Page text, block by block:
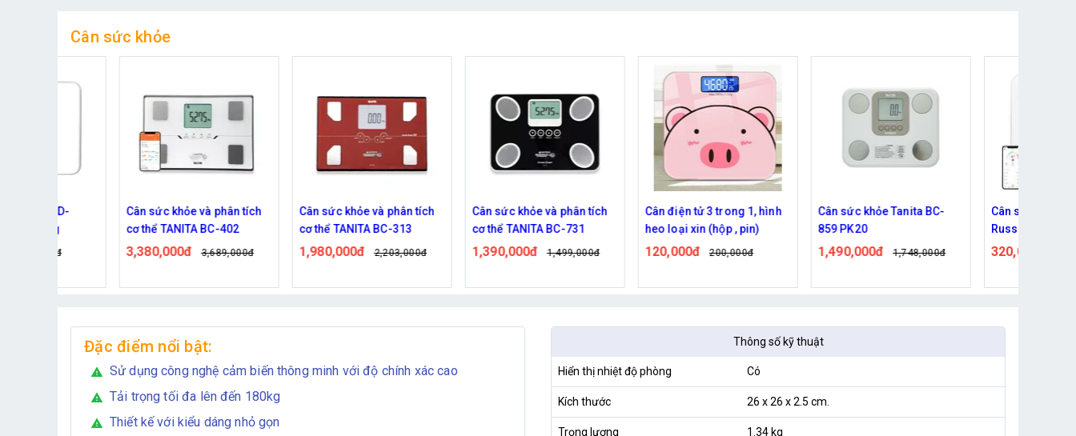
Cân sức khỏe
Cân sức khỏe và phân tích
cơ thể TANITA BC-402
3,380,000đ 3,689,000đ
Cân sức khỏe và phân tích
cơ thể TANITA BC-313
1,980,000đ 2,203,000đ
Cân sức khỏe và phân tích
cơ thể TANITA BC-731
1,390,000đ 1,499,000đ
Cân điện tử 3 trong 1, hình
heo loại xin (hộp , pin)
120,000đ 200,000đ
Cân sức khỏe Tanita BC-
1,490,000đ 1,748,000đ
Cân sức khỏe thông minh
Russell Taylor
Composition Scale BWS-
320,000đ 590,000đ
Đặc điểm nổi bật:
warning Sử dụng công nghệ cảm biến thông minh với độ chính xác cao
warning Tải trọng tối đa lên đến 180kg
warning Thiết kế với kiểu dáng nhỏ gọn
Thông số kỹ thuật
Hiển thị nhiệt độ phòng Có
Kích thước 26 x 26 x 2.5 cm.
Trọng lượng 1.34 kg